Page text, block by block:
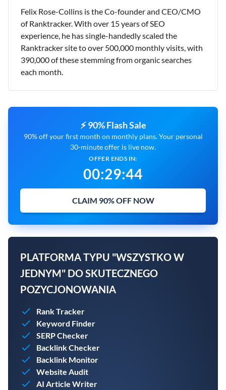
Felix Rose-Collins is the Co-founder and CEO/CMO
of Ranktracker. With over 15 years of SEO
experience, he has single-handedly scaled the
Ranktracker site to over 500,000 monthly visits, with
390,000 of these stemming from organic searches
each month.
⚡ 90% Flash Sale
90% off your first month on monthly plans. Your personal
30-minute offer is live now.
OFFER ENDS IN:
00:29:43
CLAIM 90% OFF NOW
PLATFORMA TYPU "WSZYSTKO W
JEDNYM" DO SKUTECZNEGO
POZYCJONOWANIA
Rank Tracker
Keyword Finder
SERP Checker
Backlink Checker
Backlink Monitor
Website Audit
AI Article Writer